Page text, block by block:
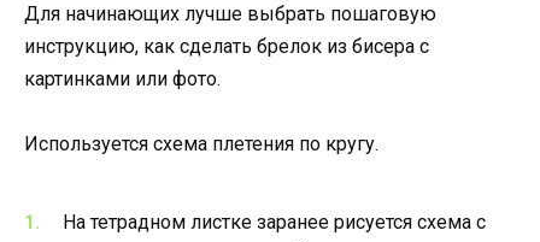
Для начинающих лучше выбрать пошаговую
инструкцию, как сделать брелок из бисера с
картинками или фото.
Используется схема плетения по кругу.
На тетрадном листке заранее рисуется схема с